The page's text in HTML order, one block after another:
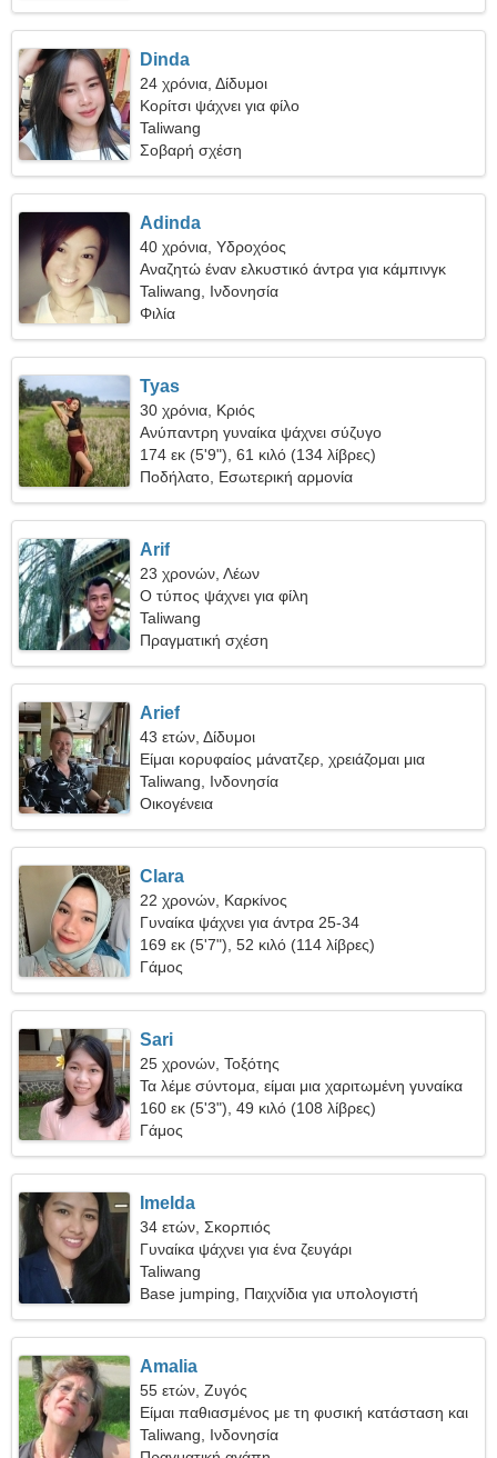
Dinda
24 χρόνια, Δίδυμοι
Κορίτσι ψάχνει για φίλο
Taliwang
Σοβαρή σχέση
Adinda
40 χρόνια, Υδροχόος
Αναζητώ έναν ελκυστικό άντρα για κάμπινγκ
Taliwang, Ινδονησία
Φιλία
Tyas
30 χρόνια, Κριός
Ανύπαντρη γυναίκα ψάχνει σύζυγο
174 εκ (5'9"), 61 κιλό (134 λίβρες)
Ποδήλατο, Εσωτερική αρμονία
Arif
23 χρονών, Λέων
Ο τύπος ψάχνει για φίλη
Taliwang
Πραγματική σχέση
Arief
43 ετών, Δίδυμοι
Είμαι κορυφαίος μάνατζερ, χρειάζομαι μια
πνευματώδη γυναίκα
Taliwang, Ινδονησία
Οικογένεια
Clara
22 χρονών, Καρκίνος
Γυναίκα ψάχνει για άντρα 25-34
169 εκ (5'7"), 52 κιλό (114 λίβρες)
Γάμος
Sari
25 χρονών, Τοξότης
Τα λέμε σύντομα, είμαι μια χαριτωμένη γυναίκα
160 εκ (5'3"), 49 κιλό (108 λίβρες)
Γάμος
Imelda
34 ετών, Σκορπιός
Γυναίκα ψάχνει για ένα ζευγάρι
Taliwang
Base jumping, Παιχνίδια για υπολογιστή
Amalia
55 ετών, Ζυγός
Είμαι παθιασμένος με τη φυσική κατάσταση και
τις συναντήσεις
Taliwang, Ινδονησία